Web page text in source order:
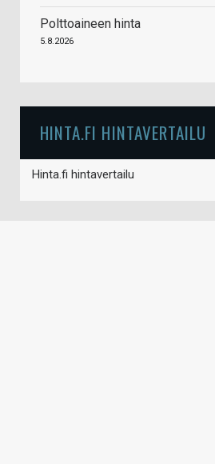
Polttoaineen hinta
5.8.2026
HINTA.FI HINTAVERTAILU
Hinta.fi hintavertailu